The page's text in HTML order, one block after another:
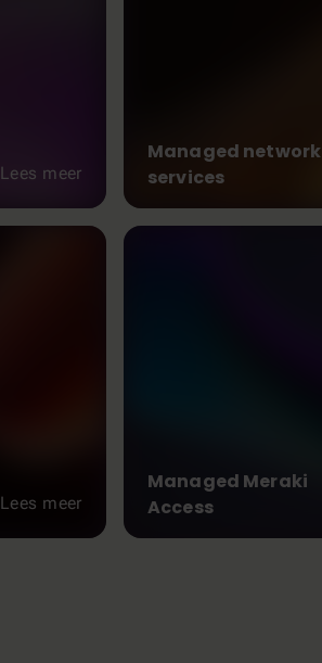
Lees meer
Managed network
services
Lees meer
Managed Meraki
Access